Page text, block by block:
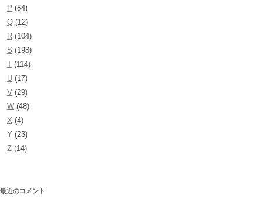
P (84)
Q (12)
R (104)
S (198)
T (114)
U (17)
V (29)
W (48)
X (4)
Y (23)
Z (14)
最近のコメント